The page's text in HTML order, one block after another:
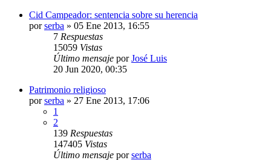
Cid Campeador: sentencia sobre su herencia
porserba » 05 Ene 2013, 16:55
7 Respuestas
15059 Vistas
Último mensaje porJosé Luis
20 Jun 2020, 00:35
Patrimonio religioso
porserba » 27 Ene 2013, 17:06
1
2
139 Respuestas
147405 Vistas
Último mensaje porserba